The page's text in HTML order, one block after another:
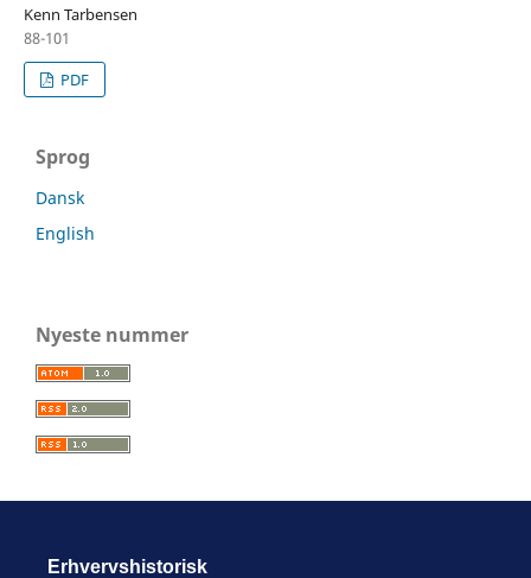
Kenn Tarbensen
88-101
PDF
Sprog
Dansk
English
Nyeste nummer
Erhvervshistorisk